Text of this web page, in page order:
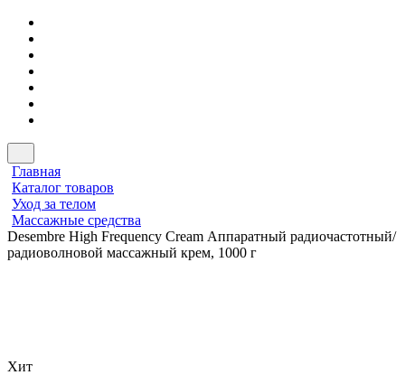
Главная
Каталог товаров
Уход за телом
Массажные средства
Desembre High Frequency Cream Аппаратный радиочастотный/
радиоволновой массажный крем, 1000 г
Хит